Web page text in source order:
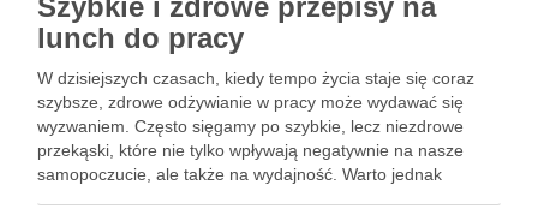
Szybkie i zdrowe przepisy na
lunch do pracy
W dzisiejszych czasach, kiedy tempo życia staje się coraz
szybsze, zdrowe odżywianie w pracy może wydawać się
wyzwaniem. Często sięgamy po szybkie, lecz niezdrowe
przekąski, które nie tylko wpływają negatywnie na nasze
samopoczucie, ale także na wydajność. Warto jednak